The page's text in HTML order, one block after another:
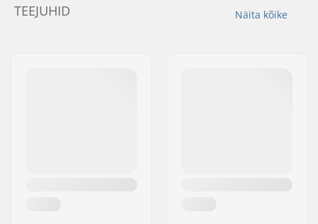
Näita kõike
TEEJUHID